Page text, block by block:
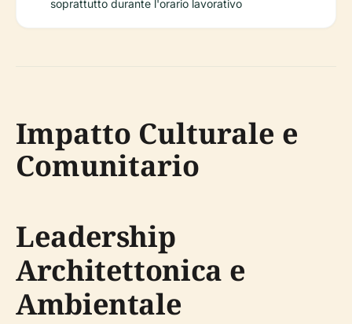
soprattutto durante l'orario lavorativo
Impatto Culturale e
Comunitario
Leadership
Architettonica e
Ambientale